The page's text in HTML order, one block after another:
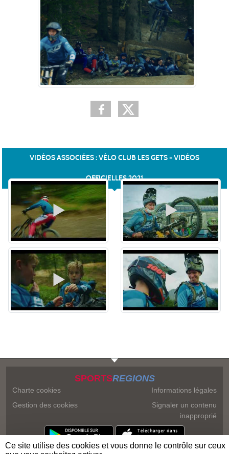
VIDÉOS ASSOCIÉES : VÉLO CLUB LES GETS - VIDÉOS
OFFICIELLES 2021
SPORTSREGIONS
Charte cookies
Gestion des cookies
Informations légales
Signaler un contenu
inapproprié
Ce site utilise des cookies et vous donne le contrôle sur ceux